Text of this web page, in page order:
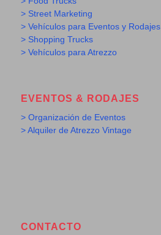
> Street Marketing
> Vehículos para Eventos y Rodajes
> Shopping Trucks
> Vehículos para Atrezzo
EVENTOS & RODAJES
> Organización de Eventos
> Alquiler de Atrezzo Vintage
CONTACTO